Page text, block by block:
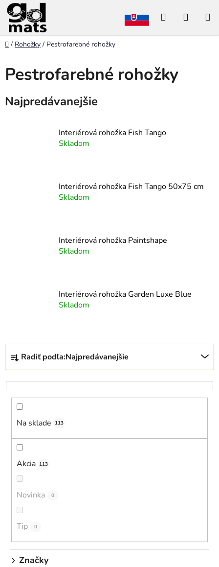
Prejsť
na
obsah
Hľadať
Domov
/ Rohožky / Pestrofarebné rohožky
Pestrofarebné rohožky
Najpredávanejšie
Interiérová rohožka Fish Tango
Skladom
Interiérová rohožka Fish Tango 50x75 cm
Skladom
Interiérová rohožka Paintshape
Skladom
Interiérová rohožka Garden Luxe Blue
Skladom
R
d
e
Radiť podľa:Najpredávanejšie
Na sklade 113
Akcia 113
Novinka 0
Tip 0
Značky